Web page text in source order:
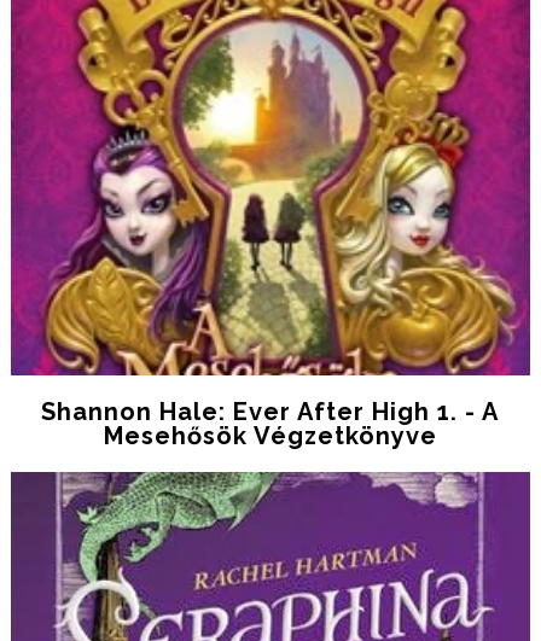
Shannon Hale: Ever After High 1. - A
Mesehősök Végzetkönyve